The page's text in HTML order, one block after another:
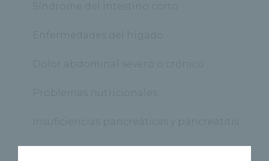
· Síndrome del intestino corto
· Enfermedades del hígado
· Dolor abdominal severo o crónico
· Problemas nutricionales
· Insuficiencias pancreáticas y pancreatitis